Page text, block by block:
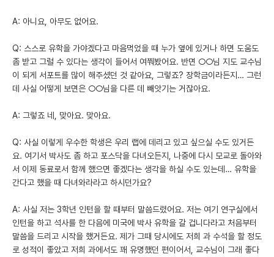
A: 아니요, 아무도 없어요.
Q: 스스로 유학을 가야겠다고 마음먹었을 때 누가 옆에 있거나 하면 도움도
좀 받고 그럴 수 있다는 생각이 들어서 여쭤봤어요. 반면 ○○님 지도 교수님
이 되게 서포트를 많이 해주셨던 것 같아요, 그렇죠? 장학금이라든지… 그런
데 사실 어떻게 보면은 ○○님을 다른 데 빼앗기는 거잖아요.
A: 그렇죠 네, 맞아요. 맞아요.
Q: 사실 이렇게 우수한 학생은 우리 랩에 데리고 있고 싶으실 수도 있거든
요. 여기서 박사도 좀 하고 포스닥을 다녀오든지, 나중에 다시 모교로 돌아와
서 이제 동료로서 함께 했으면 좋겠다는 생각을 하실 수도 있는데… 유학을
간다고 했을 때 다녀와라라고 하시던가요?
A: 사실 저는 3학년 인턴을 할 때부터 말씀드렸어요. 저는 여기 연구실에서
인턴을 하고 석사를 한 다음에 미국에 박사 유학을 갈 겁니다라고 처음부터
말씀을 드리고 시작을 했거든요. 제가 그때 당시에도 저희 과 수석을 할 정도
로 성적이 좋았고 저희 과에서도 꽤 유명했던 편이어서, 교수님이 그래 좋다